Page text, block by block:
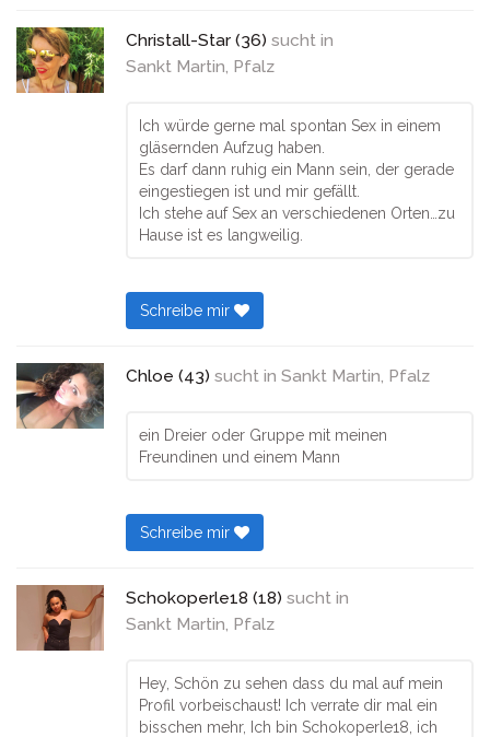
Christall-Star (36) sucht in
Sankt Martin, Pfalz
Ich würde gerne mal spontan Sex in einem
gläsernden Aufzug haben.
Es darf dann ruhig ein Mann sein, der gerade
eingestiegen ist und mir gefällt.
Ich stehe auf Sex an verschiedenen Orten…zu
Hause ist es langweilig.
Schreibe mir
Chloe (43) sucht in Sankt Martin, Pfalz
ein Dreier oder Gruppe mit meinen
Freundinen und einem Mann
Schreibe mir
Schokoperle18 (18) sucht in
Sankt Martin, Pfalz
Hey, Schön zu sehen dass du mal auf mein
Profil vorbeischaust! Ich verrate dir mal ein
bisschen mehr, Ich bin Schokoperle18, ich